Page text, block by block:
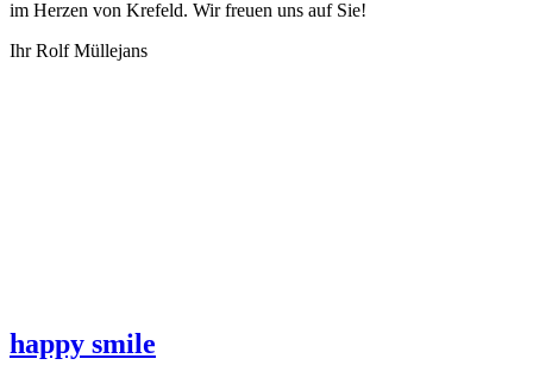
im Herzen von Krefeld. Wir freuen uns auf Sie!
Ihr Rolf Müllejans
happy smile